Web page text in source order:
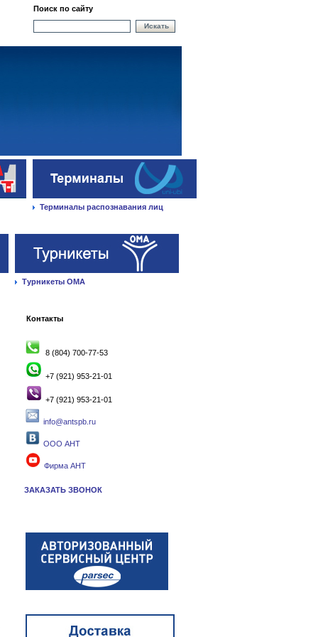
Поиск по сайту
Искать
Терминалы распознавания лиц
Турникеты ОМА
Контакты
8 (804) 700-77-53
+7 (921) 953-21-01
+7 (921) 953-21-01
info@antspb.ru
ООО АНТ
Фирма АНТ
ЗАКАЗАТЬ ЗВОНОК